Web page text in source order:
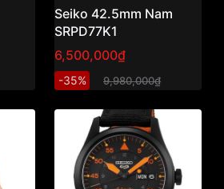
Seiko 42.5mm Nam
SRPD77K1
6,500,000₫
-35% 9,980,000₫